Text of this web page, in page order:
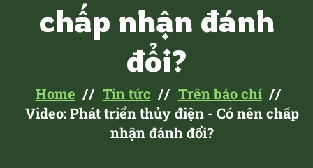
chấp nhận đánh
đổi?
Home Tin tức
Trên báo chí
Video: Phát triển thủy điện - Có nên chấp
nhận đánh đổi?